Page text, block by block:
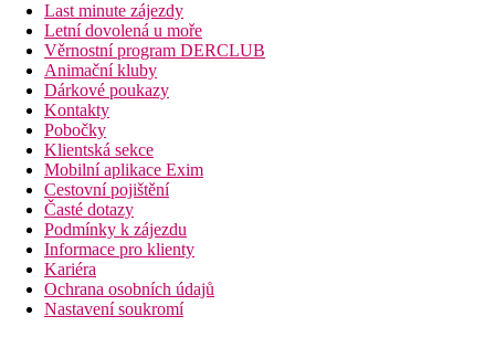
Last minute zájezdy
Letní dovolená u moře
Věrnostní program DERCLUB
Animační kluby
Dárkové poukazy
Kontakty
Pobočky
Klientská sekce
Mobilní aplikace Exim
Cestovní pojištění
Časté dotazy
Podmínky k zájezdu
Informace pro klienty
Kariéra
Ochrana osobních údajů
Nastavení soukromí